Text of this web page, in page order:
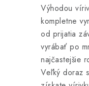
Výhodou
kompletne
od prijatia
vyrábať po
najčastejšie
Veľký doraz